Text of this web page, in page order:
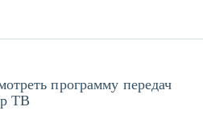
программу передач
ТВ